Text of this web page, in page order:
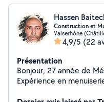
Hassen
Construction et
Valserhône
4,9/5 (22
Présentation
Bonjour, 27 année de
Expérience en